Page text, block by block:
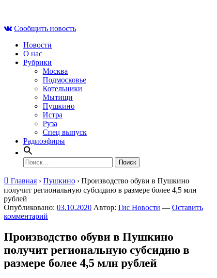
contentСообщить новость
Новости
О нас
Рубрики
Москва
Подмосковье
Котельники
Мытищи
Пушкино
Истра
Руза
Спец выпуск
Радиоэфиры
Найти:
Главная › Пушкино › Производство обуви в Пушкино
получит региональную субсидию в размере более 4,5 млн
рублей
Опубликовано: 03.10.2020 Автор: Гис Новости — Оставить
комментарий
Производство обуви в Пушкино
получит региональную субсидию в
размере более 4,5 млн рублей